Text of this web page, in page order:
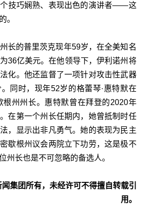
技巧娴熟、表现出色的演讲者——这
。
长的普里茨克现年59岁，在全美知名
36亿美元。在他领导下，伊利诺州将
化。他还监督了一项针对攻击性武器
同时，现年52岁的格蕾琴·惠特默在
根州州长。惠特默曾在拜登的2020年
在第一个州长任期内，她曾抵制时任
，显示出非凡勇气。她的表现为民主
歇根州议会两院立下功劳，这是极不
州长也是不可忽略的备选人。
集团所有，未经许可不得擅自转载引
用。